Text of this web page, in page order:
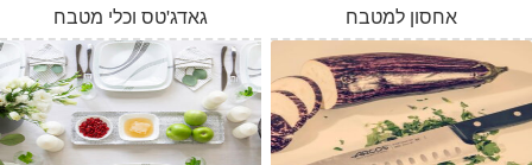
גאדג'טס וכלי מטבח אחסון למטבח